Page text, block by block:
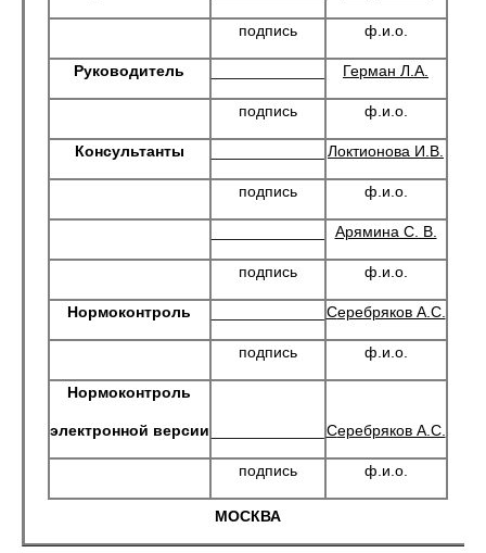
подпись ф.и.о.
Руководитель Герман Л.А.
подпись ф.и.о.
Консультанты Локтионова И.В.
подпись ф.и.о.
Арямина С. В.
подпись ф.и.о.
Нормоконтроль Cеребряков А.С.
подпись ф.и.о.
Нормоконтроль
электронной версии Cеребряков А.С.
подпись ф.и.о.
МОСКВА